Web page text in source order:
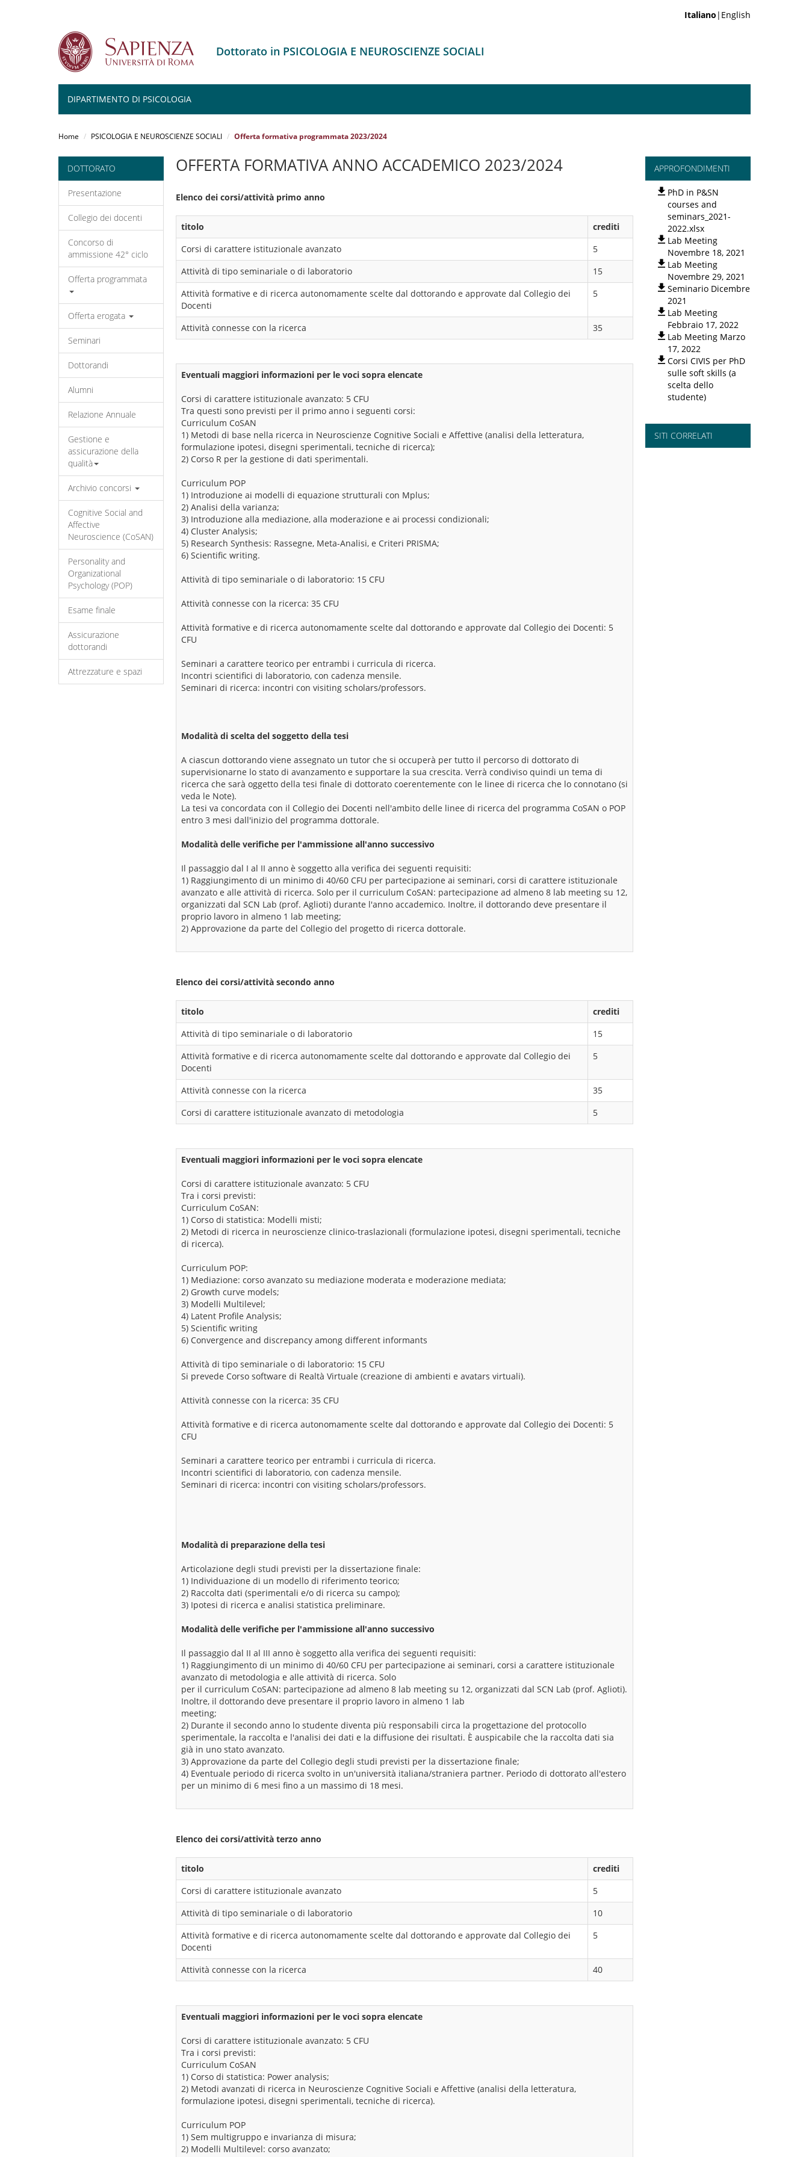
Italiano |English
Dottorato in PSICOLOGIA E NEUROSCIENZE SOCIALI
DIPARTIMENTO DI PSICOLOGIA
Home PSICOLOGIA E NEUROSCIENZE SOCIALI Offerta formativa programmata 2023/2024
DOTTORATO
Presentazione
Collegio dei docenti
Concorso di
ammissione 42° ciclo
Offerta programmata
Offerta erogata
Seminari
Dottorandi
Alumni
Relazione Annuale
Gestione e
assicurazione della
qualità
Archivio concorsi
Cognitive Social and
Affective
Neuroscience (CoSAN)
Personality and
Organizational
Psychology (POP)
Esame finale
Assicurazione
dottorandi
Attrezzature e spazi
OFFERTA FORMATIVA ANNO ACCADEMICO 2023/2024
Elenco dei corsi/attività primo anno
titolo
crediti
Corsi di carattere istituzionale avanzato
5
Attività di tipo seminariale o di laboratorio
15
Attività formative e di ricerca autonomamente scelte dal dottorando e approvate dal Collegio dei
Docenti
5
Attività connesse con la ricerca 35
Eventuali maggiori informazioni per le voci sopra elencate
Corsi di carattere istituzionale avanzato: 5 CFU
Tra questi sono previsti per il primo anno i seguenti corsi:
Curriculum CoSAN
1) Metodi di base nella ricerca in Neuroscienze Cognitive Sociali e Affettive (analisi della letteratura,
formulazione ipotesi, disegni sperimentali, tecniche di ricerca);
2) Corso R per la gestione di dati sperimentali.
Curriculum POP
1) Introduzione ai modelli di equazione strutturali con Mplus;
2) Analisi della varianza;
3) Introduzione alla mediazione, alla moderazione e ai processi condizionali;
4) Cluster Analysis;
5) Research Synthesis: Rassegne, Meta-Analisi, e Criteri PRISMA;
6) Scientific writing.
Attività di tipo seminariale o di laboratorio: 15 CFU
Attività connesse con la ricerca: 35 CFU
Attività formative e di ricerca autonomamente scelte dal dottorando e approvate dal Collegio dei Docenti: 5
CFU
Seminari a carattere teorico per entrambi i curricula di ricerca.
Incontri scientifici di laboratorio, con cadenza mensile.
Seminari di ricerca: incontri con visiting scholars/professors.
Modalità di scelta del soggetto della tesi
A ciascun dottorando viene assegnato un tutor che si occuperà per tutto il percorso di dottorato di
supervisionarne lo stato di avanzamento e supportare la sua crescita. Verrà condiviso quindi un tema di
ricerca che sarà oggetto della tesi finale di dottorato coerentemente con le linee di ricerca che lo connotano (si
veda le Note).
La tesi va concordata con il Collegio dei Docenti nell'ambito delle linee di ricerca del programma CoSAN o POP
entro 3 mesi dall'inizio del programma dottorale.
Modalità delle verifiche per l'ammissione all'anno successivo
Il passaggio dal I al II anno è soggetto alla verifica dei seguenti requisiti:
1) Raggiungimento di un minimo di 40/60 CFU per partecipazione ai seminari, corsi di carattere istituzionale
avanzato e alle attività di ricerca. Solo per il curriculum CoSAN: partecipazione ad almeno 8 lab meeting su 12,
organizzati dal SCN Lab (prof. Aglioti) durante l'anno accademico. Inoltre, il dottorando deve presentare il
proprio lavoro in almeno 1 lab meeting;
2) Approvazione da parte del Collegio del progetto di ricerca dottorale.
Elenco dei corsi/attività secondo anno
titolo
crediti
Attività di tipo seminariale o di laboratorio
15
Attività formative e di ricerca autonomamente scelte dal dottorando e approvate dal Collegio dei
Docenti
5
Attività connesse con la ricerca
35
Corsi di carattere istituzionale avanzato di metodologia
5
Eventuali maggiori informazioni per le voci sopra elencate
Corsi di carattere istituzionale avanzato: 5 CFU
Tra i corsi previsti:
Curriculum CoSAN:
1) Corso di statistica: Modelli misti;
2) Metodi di ricerca in neuroscienze clinico-traslazionali (formulazione ipotesi, disegni sperimentali, tecniche
di ricerca).
Curriculum POP:
1) Mediazione: corso avanzato su mediazione moderata e moderazione mediata;
2) Growth curve models;
3) Modelli Multilevel;
4) Latent Profile Analysis;
5) Scientific writing
6) Convergence and discrepancy among different informants
Attività di tipo seminariale o di laboratorio: 15 CFU
Si prevede Corso software di Realtà Virtuale (creazione di ambienti e avatars virtuali).
Attività connesse con la ricerca: 35 CFU
Attività formative e di ricerca autonomamente scelte dal dottorando e approvate dal Collegio dei Docenti: 5
CFU
Seminari a carattere teorico per entrambi i curricula di ricerca.
Incontri scientifici di laboratorio, con cadenza mensile.
Seminari di ricerca: incontri con visiting scholars/professors.
Modalità di preparazione della tesi
Articolazione degli studi previsti per la dissertazione finale:
1) Individuazione di un modello di riferimento teorico;
2) Raccolta dati (sperimentali e/o di ricerca su campo);
3) Ipotesi di ricerca e analisi statistica preliminare.
Modalità delle verifiche per l'ammissione all'anno successivo
Il passaggio dal II al III anno è soggetto alla verifica dei seguenti requisiti:
1) Raggiungimento di un minimo di 40/60 CFU per partecipazione ai seminari, corsi a carattere istituzionale
avanzato di metodologia e alle attività di ricerca. Solo
per il curriculum CoSAN: partecipazione ad almeno 8 lab meeting su 12, organizzati dal SCN Lab (prof. Aglioti).
Inoltre, il dottorando deve presentare il proprio lavoro in almeno 1 lab
meeting;
2) Durante il secondo anno lo studente diventa più responsabili circa la progettazione del protocollo
sperimentale, la raccolta e l'analisi dei dati e la diffusione dei risultati. È auspicabile che la raccolta dati sia
già in uno stato avanzato.
3) Approvazione da parte del Collegio degli studi previsti per la dissertazione finale;
4) Eventuale periodo di ricerca svolto in un'università italiana/straniera partner. Periodo di dottorato all'estero
per un minimo di 6 mesi fino a un massimo di 18 mesi.
Elenco dei corsi/attività terzo anno
titolo
crediti
Corsi di carattere istituzionale avanzato
5
Attività di tipo seminariale o di laboratorio
10
Attività formative e di ricerca autonomamente scelte dal dottorando e approvate dal Collegio dei
Docenti
5
Attività connesse con la ricerca 40
Eventuali maggiori informazioni per le voci sopra elencate
Corsi di carattere istituzionale avanzato: 5 CFU
Tra i corsi previsti:
Curriculum CoSAN
1) Corso di statistica: Power analysis;
2) Metodi avanzati di ricerca in Neuroscienze Cognitive Sociali e Affettive (analisi della letteratura,
formulazione ipotesi, disegni sperimentali, tecniche di ricerca).
Curriculum POP
1) Sem multigruppo e invarianza di misura;
2) Modelli Multilevel: corso avanzato;
APPROFONDIMENTI
PhD in P&SN
courses and
seminars_2021-
2022.xlsx
Lab Meeting
Novembre 18, 2021
Lab Meeting
Novembre 29, 2021
Seminario Dicembre
2021
Lab Meeting
Febbraio 17, 2022
Lab Meeting Marzo
17, 2022
Corsi CIVIS per PhD
sulle soft skills (a
scelta dello
studente)
SITI CORRELATI